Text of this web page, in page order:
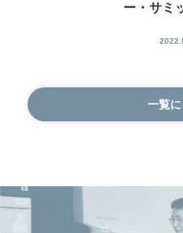
ー・サミ
一覧